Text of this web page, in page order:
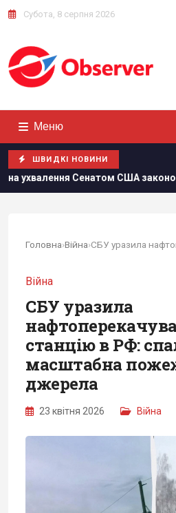
Субота, 8 серпня 2026
Меню
ШВИДКІ НОВИНИ
законопроєкту щодо санкцій
Головна›Війна›
Війна
СБУ уразила
станцію в РФ:
масштабна
джерела
23 квітня 2026 Війна